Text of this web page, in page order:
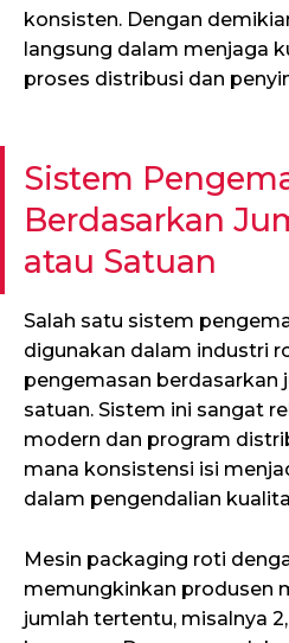
konsisten. Dengan
langsung dalam menjaga
proses distribusi dan
Sistem
Berdasarkan
atau Satuan
Salah satu sistem
digunakan dalam industri
pengemasan berdasarkan
satuan. Sistem ini sangat
modern dan program
mana konsistensi isi
dalam pengendalian
Mesin packaging roti
memungkinkan produsen
jumlah tertentu, misalnya